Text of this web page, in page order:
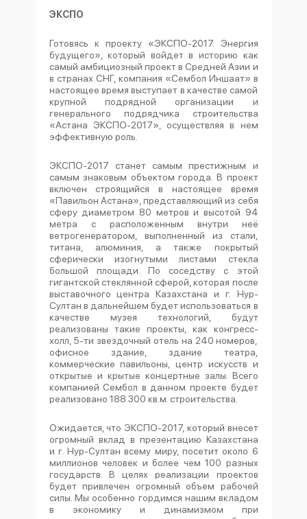
ЭКСПО
Готовясь к проекту «ЭКСПО-2017. Энергия
будущего», который войдет в историю как
самый амбициозный проект в Средней Азии и
в странах СНГ, компания «Сембол Иншаат» в
настоящее время выступает в качестве самой
крупной подрядной организации и
генерального подрядчика строительства
«Астана ЭКСПО-2017», осуществляя в нем
эффективную роль.
ЭКСПО-2017 станет самым престижным и
самым знаковым объектом города. В проект
включен строящийся в настоящее время
«Павильон Астана», представляющий из себя
сферу диаметром 80 метров и высотой 94
метра с расположенным внутри неё
ветрогенератором, выполненный из стали,
титана, алюминия, а также покрытый
сферически изогнутыми листами стекла
большой площади. По соседству с этой
гигантской стеклянной сферой, которая после
выставочного центра Казахстана и г. Нур-
Султан в дальнейшем будет использоваться в
качестве музея технологий, будут
реализованы такие проекты, как конгресс-
холл, 5-ти звездочный отель на 240 номеров,
офисное здание, здание театра,
коммерческие павильоны, центр искусств и
открытые и крытые концертные залы. Всего
компанией Сембол в данном проекте будет
реализовано 188 300 кв.м. строительства.
Ожидается, что ЭКСПО-2017, который внесет
огромный вклад в презентацию Казахстана
и г. Нур-Султан всему миру, посетит около 6
миллионов человек и более чем 100 разных
государств. В целях реализации проектов
будет привлечен огромный объем рабочей
силы. Мы особенно гордимся нашим вкладом
в экономику и динамизмом при